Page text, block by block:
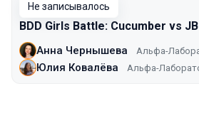
Не записывалось
BDD Girls Battle: Cucumber vs
Анна Чернышева Альфа-
Юлия Ковалёва Альфа-